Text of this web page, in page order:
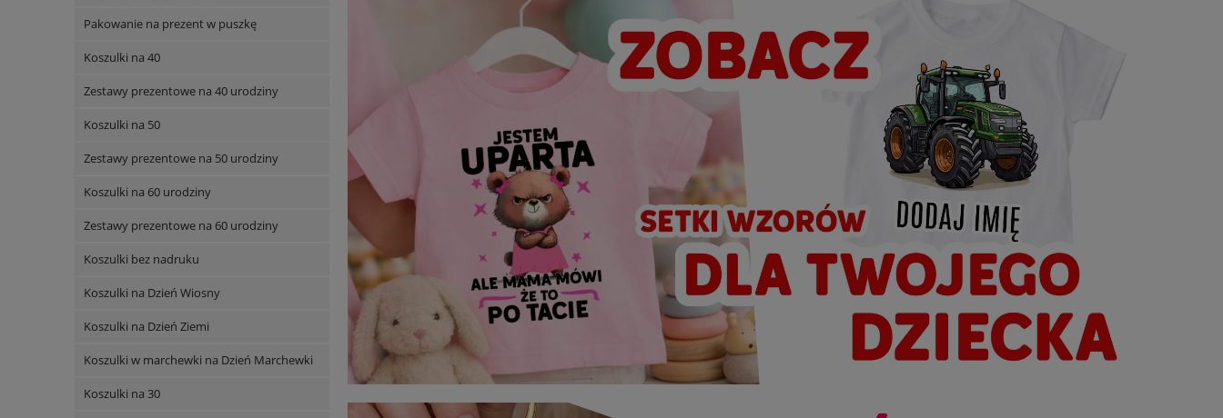
Pakowanie na prezent w puszkę
Koszulki na 40
Zestawy prezentowe na 40 urodziny
Koszulki na 50
Zestawy prezentowe na 50 urodziny
Koszulki na 60 urodziny
Zestawy prezentowe na 60 urodziny
Koszulki bez nadruku
Koszulki na Dzień Wiosny
Koszulki na Dzień Ziemi
Koszulki w marchewki na Dzień Marchewki
Koszulki na 30